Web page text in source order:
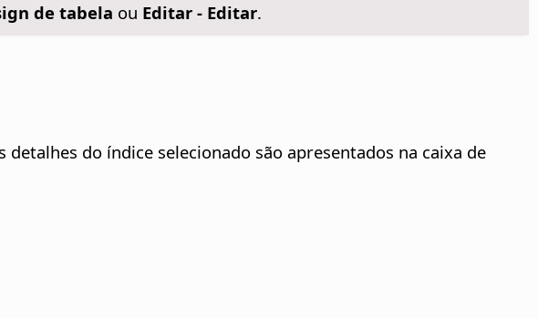
de tabela ou Editar - Editar.
do índice selecionado são apresentados na caixa de